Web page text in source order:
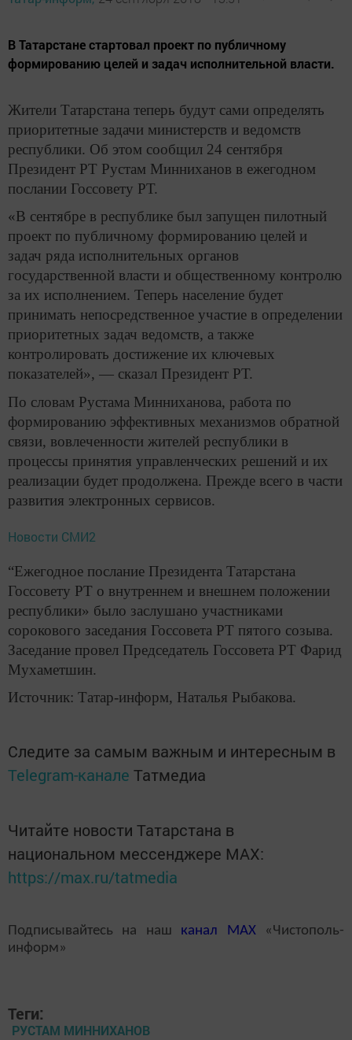
В Татарстане стартовал проект по публичному
формированию целей и задач исполнительной власти.
Жители Татарстана теперь будут сами определять
приоритетные задачи министерств и ведомств
республики. Об этом сообщил 24 сентября
Президент РТ Рустам Минниханов в ежегодном
послании Госсовету РТ.
«В сентябре в республике был запущен пилотный
проект по публичному формированию целей и
задач ряда исполнительных органов
государственной власти и общественному контролю
за их исполнением. Теперь население будет
принимать непосредственное участие в определении
приоритетных задач ведомств, а также
контролировать достижение их ключевых
показателей», — сказал Президент РТ.
По словам Рустама Минниханова, работа по
формированию эффективных механизмов обратной
связи, вовлеченности жителей республики в
процессы принятия управленческих решений и их
реализации будет продолжена. Прежде всего в части
развития электронных сервисов.
Новости СМИ2
“Ежегодное послание Президента Татарстана
Госсовету РТ о внутреннем и внешнем положении
республики» было заслушано участниками
сорокового заседания Госсовета РТ пятого созыва.
Заседание провел Председатель Госсовета РТ Фарид
Мухаметшин.
Источник: Татар-информ, Наталья Рыбакова.
Следите за самым важным и интересным в
Telegram-канале Татмедиа
Читайте новости Татарстана в
национальном мессенджере MАХ:
https://max.ru/tatmedia
Подписывайтесь на наш канал MAX«Чистополь-
информ»
Теги:
РУСТАМ МИННИХАНОВ